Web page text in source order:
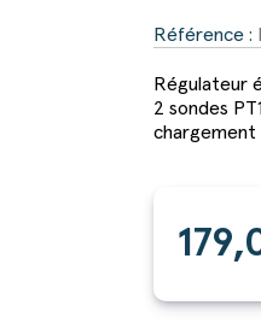
Référence :
Régulateur
2 sondes
chargement